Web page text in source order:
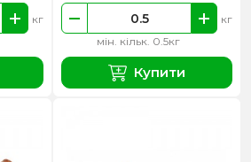
кг
мін. кільк. 0.5кг
кг
Купити